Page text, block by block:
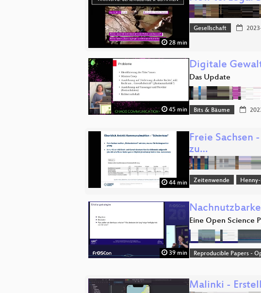
28 min
Gesellschaft
45 min
Digitale
Das Update
Bits & Bäume
44 min
Freie Sachsen
zu…
Zeitenwende
39 min
Eine Open Science
Reproducible Papers -
Malinki -